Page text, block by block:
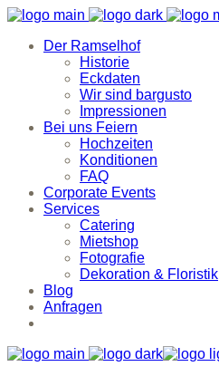
Der Ramselhof
Historie
Eckdaten
Wir sind bargusto
Impressionen
Bei uns Feiern
Hochzeiten
Konditionen
FAQ
Corporate Events
Services
Catering
Mietshop
Fotografie
Dekoration & Floristik
Blog
Anfragen